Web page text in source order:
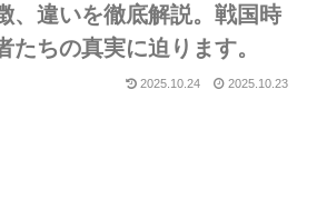
、違いを徹底解説。戦国時
たちの真実に迫ります。
2025.10.24 2025.10.23